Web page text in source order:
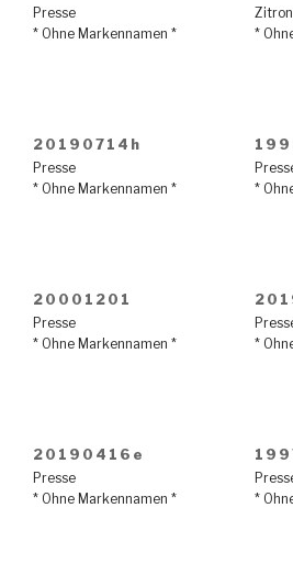
Presse
* Ohne Markennamen *
*
20190714h
Presse
* Ohne Markennamen *
*
20001201
Presse
* Ohne Markennamen *
*
20190416e
Presse
* Ohne Markennamen *
*